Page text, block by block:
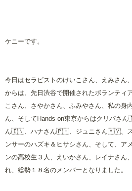
ケニーです。
今日はセラピストのけいこさん、えみさん
からは、先日渋谷で開催されたボランティ
こさん、さやかさん、ふみやさん、私の身
ん、そしてHands-on東京からはクリパ
ん🇮🇳、ハナさん🇵🇭、ジュニさん🇲🇾、ス
ンサーのハズキ＆ヒサシさん、そして、ア
ンの高校生３人、えいかさん、レイナさん
れ、総勢１８名のメンバーとなりました。